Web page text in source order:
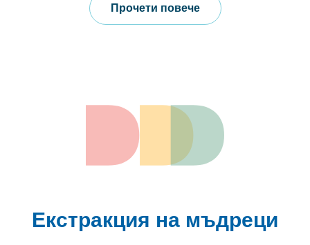
Прочети повече
Екстракция на мъдреци